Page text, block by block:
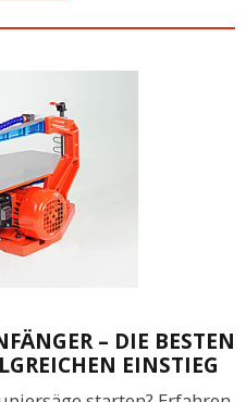
– DIE BESTEN
EINSTIEG